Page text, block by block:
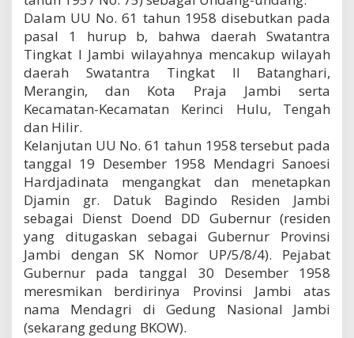
Dalam UU No. 61 tahun 1958 disebutkan pada
pasal 1 hurup b, bahwa daerah Swatantra
Tingkat I Jambi wilayahnya mencakup wilayah
daerah Swatantra Tingkat II Batanghari,
Merangin, dan Kota Praja Jambi serta
Kecamatan-Kecamatan Kerinci Hulu, Tengah
dan Hilir.
Kelanjutan UU No. 61 tahun 1958 tersebut pada
tanggal 19 Desember 1958 Mendagri Sanoesi
Hardjadinata mengangkat dan menetapkan
Djamin gr. Datuk Bagindo Residen Jambi
sebagai Dienst Doend DD Gubernur (residen
yang ditugaskan sebagai Gubernur Provinsi
Jambi dengan SK Nomor UP/5/8/4). Pejabat
Gubernur pada tanggal 30 Desember 1958
meresmikan berdirinya Provinsi Jambi atas
nama Mendagri di Gedung Nasional Jambi
(sekarang gedung BKOW).